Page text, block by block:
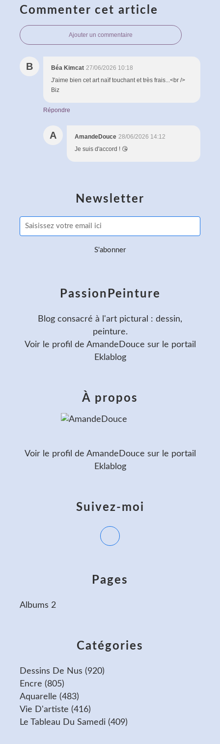
Commenter cet article
Ajouter un commentaire
B Béa Kimcat 27/06/2026 10:18
J'aime bien cet art naïf touchant et très frais...<br />
Biz
Répondre
A AmandeDouce 28/06/2026 14:12
Je suis d'accord ! 😘
Newsletter
Catégories
Dessins De Nus (920)
Encre (805)
Aquarelle (483)
Vie D'artiste (416)
Le Tableau Du Samedi (409)
Pages
Albums 2
PassionPeinture
Blog consacré à l'art pictural : dessin,
peinture.
Voir le profil de AmandeDouce sur le portail
Eklablog
Suivez-moi
À propos
Voir le profil de AmandeDouce sur le portail
Eklablog